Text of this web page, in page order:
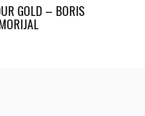
GOLD – BORIS